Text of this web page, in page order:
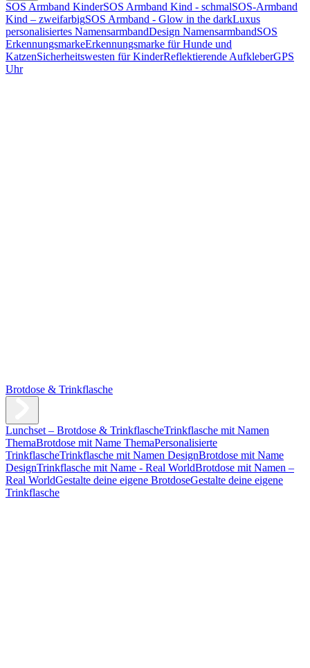
SOS Armband KinderSOS Armband Kind - schmalSOS-Armband
Kind – zweifarbigSOS Armband - Glow in the darkLuxus
personalisiertes NamensarmbandDesign NamensarmbandSOS
ErkennungsmarkeErkennungsmarke für Hunde und
KatzenSicherheitswesten für KinderReflektierende AufkleberGPS
Uhr
Brotdose & Trinkflasche
Lunchset – Brotdose & TrinkflascheTrinkflasche mit Namen
ThemaBrotdose mit Name ThemaPersonalisierte
TrinkflascheTrinkflasche mit Namen DesignBrotdose mit Name
DesignTrinkflasche mit Name - Real WorldBrotdose mit Namen –
Real WorldGestalte deine eigene BrotdoseGestalte deine eigene
Trinkflasche